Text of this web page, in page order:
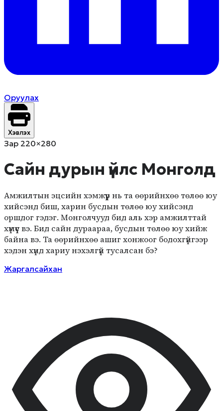
Оруулах
Хэвлэх
Зар 220×280
Сайн дурын үйлс Монголд
Амжилтын эцсийн хэмжүүр нь та өөрийнхөө төлөө юу
хийсэнд биш, харин бусдын төлөө юу хийсэнд
оршдог гэдэг. Монголчууд бид аль хэр амжилттай
хүмүүс вэ. Бид сайн дураараа, бусдын төлөө юу хийж
байна вэ. Та өөрийнхөө ашиг хонжоог бодохгүйгээр
хэдэн хүнд хариу нэхэлгүй тусалсан бэ?
Жаргалсайхан